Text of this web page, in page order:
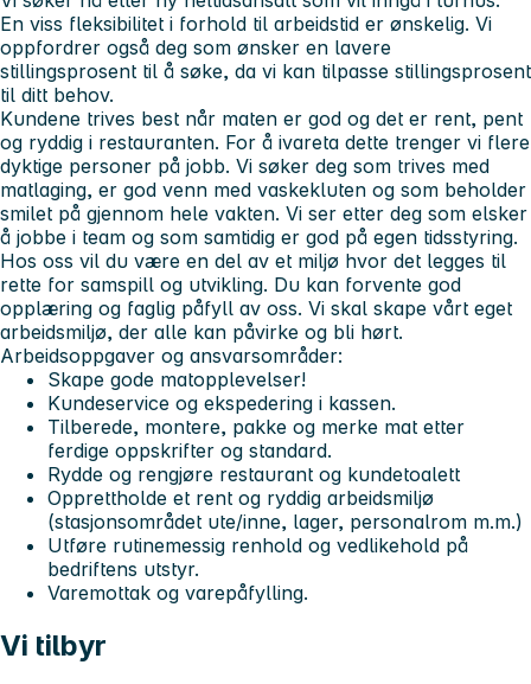
En viss fleksibilitet i forhold til arbeidstid er ønskelig. Vi
oppfordrer også deg som ønsker en lavere
stillingsprosent til å søke, da vi kan tilpasse stillingsprosent
til ditt behov.
Kundene trives best når maten er god og det er rent, pent
og ryddig i restauranten. For å ivareta dette trenger vi flere
dyktige personer på jobb. Vi søker deg som trives med
matlaging, er god venn med vaskekluten og som beholder
smilet på gjennom hele vakten. Vi ser etter deg som elsker
å jobbe i team og som samtidig er god på egen tidsstyring.
Hos oss vil du være en del av et miljø hvor det legges til
rette for samspill og utvikling. Du kan forvente god
opplæring og faglig påfyll av oss. Vi skal skape vårt eget
arbeidsmiljø, der alle kan påvirke og bli hørt.
Arbeidsoppgaver og ansvarsområder:
Skape gode matopplevelser!
Kundeservice og ekspedering i kassen.
Tilberede, montere, pakke og merke mat etter
ferdige oppskrifter og standard.
Rydde og rengjøre restaurant og kundetoalett
Opprettholde et rent og ryddig arbeidsmiljø
(stasjonsområdet ute/inne, lager, personalrom m.m.)
Utføre rutinemessig renhold og vedlikehold på
bedriftens utstyr.
Varemottak og varepåfylling.
Vi tilbyr